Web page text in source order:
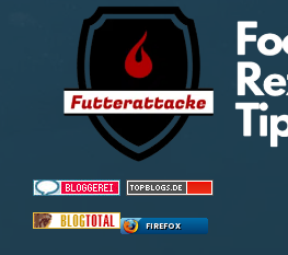
FIREFOX